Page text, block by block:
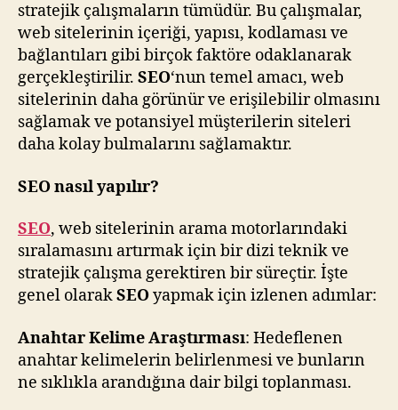
stratejik çalışmaların tümüdür. Bu çalışmalar,
web sitelerinin içeriği, yapısı, kodlaması ve
bağlantıları gibi birçok faktöre odaklanarak
gerçekleştirilir. SEO‘nun temel amacı, web
sitelerinin daha görünür ve erişilebilir olmasını
sağlamak ve potansiyel müşterilerin siteleri
daha kolay bulmalarını sağlamaktır.
SEO nasıl yapılır?
SEO, web sitelerinin arama motorlarındaki
sıralamasını artırmak için bir dizi teknik ve
stratejik çalışma gerektiren bir süreçtir. İşte
genel olarakSEOyapmak için izlenen adımlar:
Anahtar Kelime Araştırması: Hedeflenen
anahtar kelimelerin belirlenmesi ve bunların
ne sıklıkla arandığına dair bilgi toplanması.